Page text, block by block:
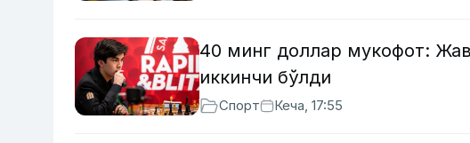
40 минг доллар мукофот:
иккинчи бўлди
Спорт Кеча, 17:55